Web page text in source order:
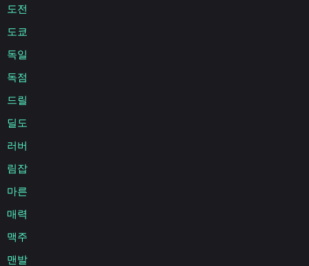
도전
도쿄
독일
독점
드릴
딜도
러버
림잡
마른
매력
맥주
맨발